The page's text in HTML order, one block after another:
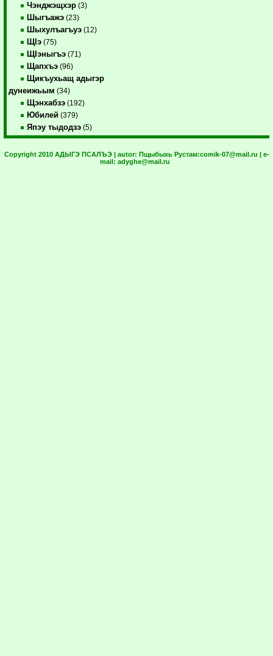
Чэнджэщхэр (3)
Шыгъажэ (23)
Шыхулъагъуэ (12)
ЩIэ (75)
ЩIэныгъэ (71)
Щапхъэ (96)
Щикъухьащ адыгэр
дунеижьым (34)
Щэнхабзэ (192)
Юбилей (379)
Япэу тыдодзэ (5)
Copyright 2010 АДЫГЭ ПСАЛЪЭ | autor: Пщыбыхь Рустам:comik-07@mail.ru | e-
mail: adyghe@mail.ru